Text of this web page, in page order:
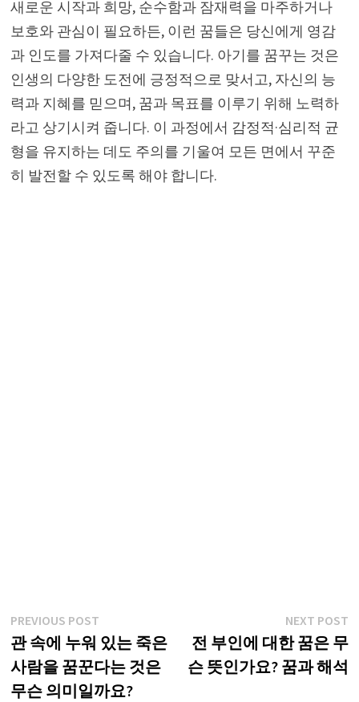
새로운 시작과 희망, 순수함과 잠재력을 마주하거나
보호와 관심이 필요하든, 이런 꿈들은 당신에게 영감
과 인도를 가져다줄 수 있습니다. 아기를 꿈꾸는 것은
인생의 다양한 도전에 긍정적으로 맞서고, 자신의 능
력과 지혜를 믿으며, 꿈과 목표를 이루기 위해 노력하
라고 상기시켜 줍니다. 이 과정에서 감정적·심리적 균
형을 유지하는 데도 주의를 기울여 모든 면에서 꾸준
히 발전할 수 있도록 해야 합니다.
글
탐
색
PREVIOUS POSTPrevious
post:
관 속에 누워 있는 죽은
사람을 꿈꾼다는 것은
무슨 의미일까요?
NEXT POST
전 부인에 대한 꿈은 무
슨 뜻인가요? 꿈과 해석